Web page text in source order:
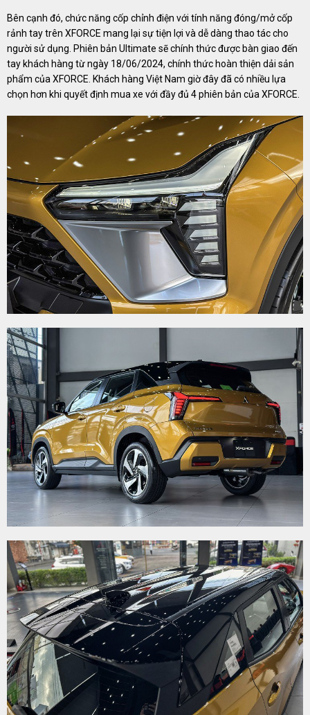
Bên cạnh đó, chức năng cốp chỉnh điện với tính năng đóng/mở cốp
rảnh tay trên XFORCE mang lại sự tiện lợi và dễ dàng thao tác cho
người sử dụng. Phiên bản Ultimate sẽ chính thức được bàn giao đến
tay khách hàng từ ngày 18/06/2024, chính thức hoàn thiện dải sản
phẩm của XFORCE. Khách hàng Việt Nam giờ đây đã có nhiều lựa
chọn hơn khi quyết định mua xe với đầy đủ 4 phiên bản của XFORCE.